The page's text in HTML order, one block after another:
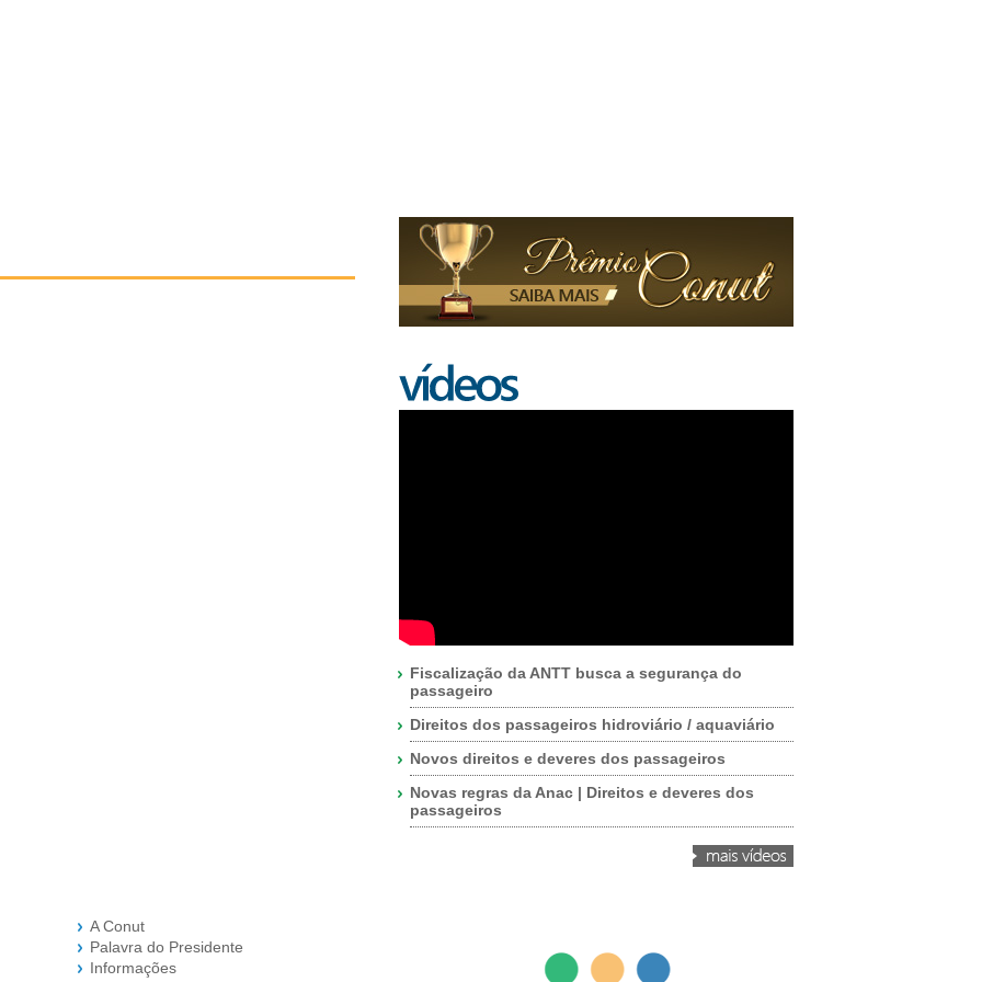
Fiscalização da ANTT busca a segurança do
passageiro
Direitos dos passageiros hidroviário / aquaviário
Novos direitos e deveres dos passageiros
Novas regras da Anac | Direitos e deveres dos
passageiros
A Conut
Palavra do Presidente
Informações